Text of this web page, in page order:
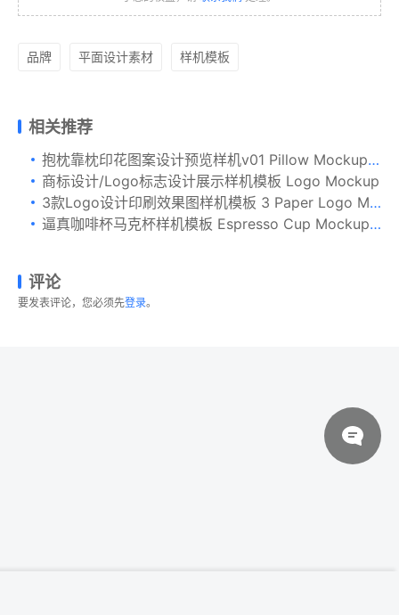
品牌 平面设计素材 样机模板
相关推荐
抱枕靠枕印花图案设计预览样机v01 Pillow Mockup Vol 01
商标设计/Logo标志设计展示样机模板 Logo Mockup
3款Logo设计印刷效果图样机模板 3 Paper Logo Mockups
逼真咖啡杯马克杯样机模板 Espresso Cup Mockup – Cone Shape
评论
要发表评论，您必须先登录。